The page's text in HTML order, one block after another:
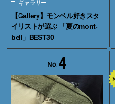
ギャラリー
【Gallery】モンベル好きスタ
イリストが選ぶ 「夏のmont-
bell」BEST30
4